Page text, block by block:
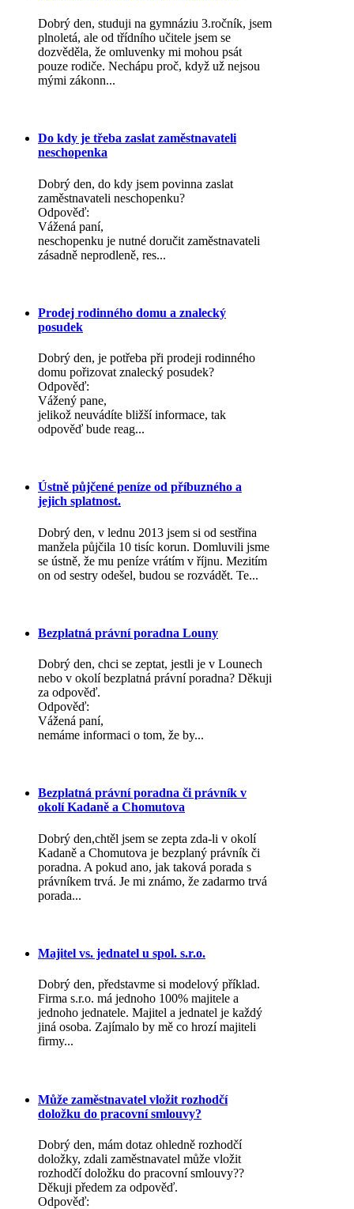
Dobrý den, studuji na gymnáziu 3.ročník, jsem
plnoletá, ale od třídního učitele jsem se
dozvěděla, že omluvenky mi mohou psát
pouze rodiče. Nechápu proč, když už nejsou
mými zákonn...
Do kdy je třeba zaslat zaměstnavateli
neschopenka
Dobrý den, do kdy jsem povinna zaslat
zaměstnavateli neschopenku?
Odpověď:
Vážená paní,
neschopenku je nutné doručit zaměstnavateli
zásadně neprodleně, res...
Prodej rodinného domu a znalecký
posudek
Dobrý den, je potřeba při prodeji rodinného
domu pořizovat znalecký posudek?
Odpověď:
Vážený pane,
jelikož neuvádíte bližší informace, tak
odpověď bude reag...
Ústně půjčené peníze od příbuzného a
jejich splatnost.
Dobrý den, v lednu 2013 jsem si od sestřina
manžela půjčila 10 tisíc korun. Domluvili jsme
se ústně, že mu peníze vrátím v říjnu. Mezitím
on od sestry odešel, budou se rozvádět. Te...
Bezplatná právní poradna Louny
Dobrý den, chci se zeptat, jestli je v Lounech
nebo v okolí bezplatná právní poradna? Děkuji
za odpověď.
Odpověď:
Vážená paní,
nemáme informaci o tom, že by...
Bezplatná právní poradna či právník v
okolí Kadaně a Chomutova
Dobrý den,chtěl jsem se zepta zda-li v okolí
Kadaně a Chomutova je bezplaný právník či
poradna. A pokud ano, jak taková porada s
právníkem trvá. Je mi známo, že zadarmo trvá
porada...
Majitel vs. jednatel u spol. s.r.o.
Dobrý den, představme si modelový příklad.
Firma s.r.o. má jednoho 100% majitele a
jednoho jednatele. Majitel a jednatel je každý
jiná osoba. Zajímalo by mě co hrozí majiteli
firmy...
Může zaměstnavatel vložit rozhodčí
doložku do pracovní smlouvy?
Dobrý den, mám dotaz ohledně rozhodčí
doložky, zdali zaměstnavatel může vložit
rozhodčí doložku do pracovní smlouvy??
Děkuji předem za odpověď.
Odpověď: